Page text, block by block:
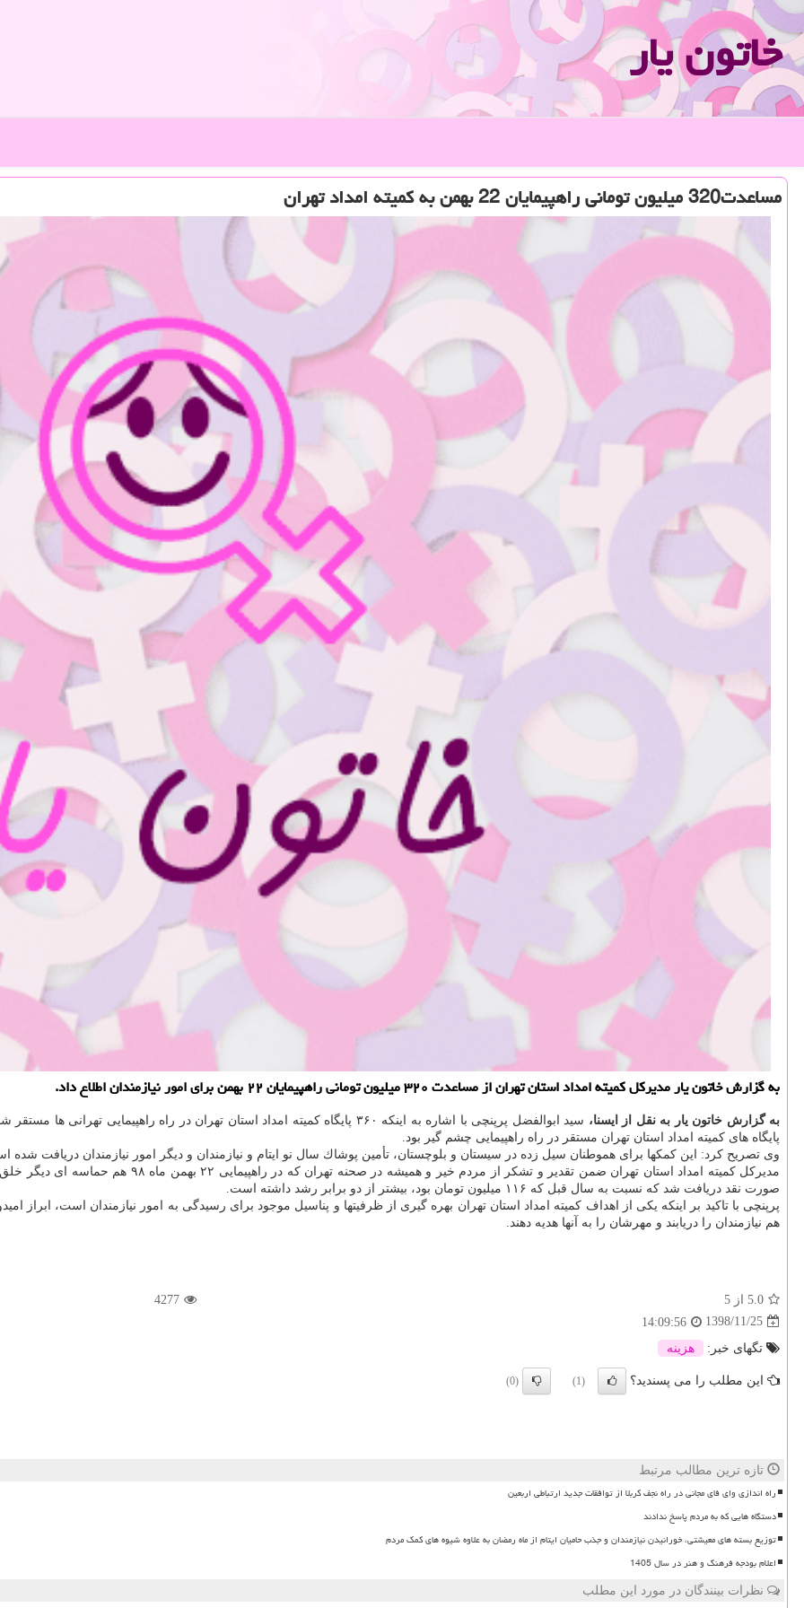
خاتون یار
مساعدت320 میلیون تومانی راهپیمایان 22 بهمن به كمیته امداد تهران
به گزارش خاتون یار مدیركل كمیته امداد استان تهران از مساعدت ۳۲۰ میلیون تومانی راهپیمایان ۲۲ بهمن برای امور نیازمندان اطلاع داد.
به گزارش خاتون یار به نقل از ایسنا،
سید ابوالفضل پرپنچی با اشاره به اینكه ۳۶۰ پایگاه كمیته امداد استان تهران در راه
پایگاه های كمیته امداد استان تهران مستقر در راه راهپیمایی چشم گیر بود.
وی تصریح كرد: این كمكها برای هموطنان سیل زده در سیستان و بلوچستان، تأمین پوشاك سال نو ایتام و نیازمندان و دیگر امور نیازمندان دریافت
صورت نقد دریافت شد كه نسبت به سال قبل كه ۱۱۶ میلیون تومان بود، بیشتر از دو برابر رشد داشته است.
پرپنچی با تاكید بر اینكه یكی از اهداف كمیته امداد استان تهران بهره گیری از ظرفیتها و پناسیل موجود برای رسیدگی به امور نیازمندان است، ابراز
هم نیازمندان را دریابند و مهرشان را به آنها هدیه دهند.
5.0 از 5
4277
1398/11/25
14:09:56
تگهای خبر:
هزینه
این مطلب را می پسندید؟ (1)
(0)
تازه ترین مطالب مرتبط
راه اندازی وای فای مجانی در راه نجف کربلا از توافقات جدید ارتباطی اربعین
دستگاه هایی که به مردم پاسخ ندادند
توزیع بسته های معیشتی، خورانیدن نیازمندان و جذب حامیان ایتام از ماه رمضان به علاوه شیوه های کمک مردم
اعلام بودجه فرهنگ و هنر در سال 1405
نظرات بینندگان در مورد این مطلب